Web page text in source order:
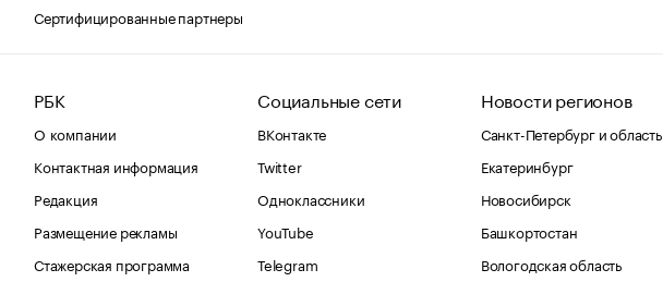
Сертифицированные партнеры
РБК
О компании
Контактная информация
Редакция
Размещение рекламы
Стажерская программа
Социальные сети
ВКонтакте
Twitter
Одноклассники
YouTube
Telegram
Новости регионов
Санкт-Петербург и область
Екатеринбург
Новосибирск
Башкортостан
Вологодская область